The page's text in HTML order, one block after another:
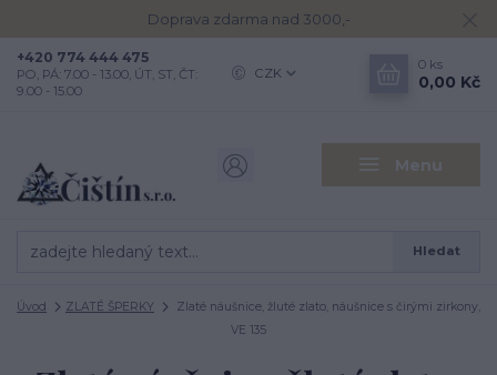
Doprava zdarma nad 3000,-
Menu
CZK
Hledat
+420 774 444 475
PO, PÁ: 7.00 - 13.00, ÚT, ST, ČT:
9.00 - 15.00
0 ks
0,00 Kč
Úvod ZLATÉ ŠPERKY
Zlaté náušnice, žluté zlato, náušnice s čirými zirkony,
VE 135